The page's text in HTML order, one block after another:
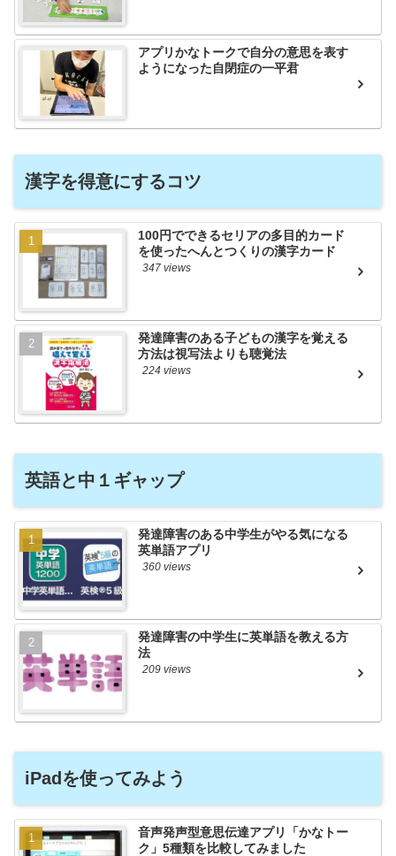
アプリかなトークで自分の意思を表す
ようになった自閉症の一平君
漢字を得意にするコツ
100円でできるセリアの多目的カード
を使ったへんとつくりの漢字カード
347 views
発達障害のある子どもの漢字を覚える
方法は視写法よりも聴覚法
224 views
英語と中１ギャップ
発達障害のある中学生がやる気になる
英単語アプリ
360 views
発達障害の中学生に英単語を教える方
法
209 views
iPadを使ってみよう
音声発声型意思伝達アプリ「かなトー
ク」5種類を比較してみました